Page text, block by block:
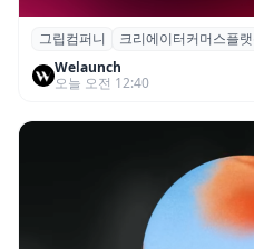
그립, 크리에이터·브
진행...첫 콜라보 2시간
그립컴퍼니 크리에이터커머스플
Welaunch
오늘 오전 12:40